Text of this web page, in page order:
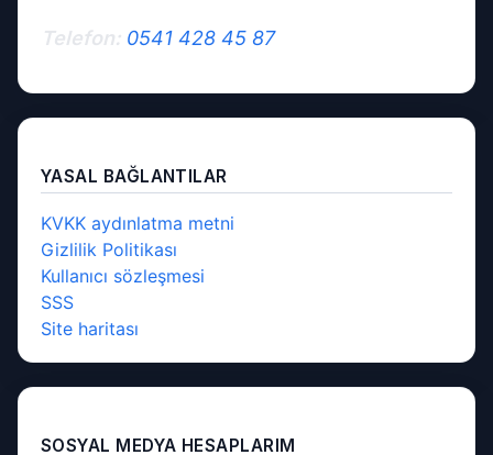
Telefon: 0541 428 45 87
YASAL BAĞLANTILAR
KVKK aydınlatma metni
Gizlilik Politikası
Kullanıcı sözleşmesi
SSS
Site haritası
SOSYAL MEDYA HESAPLARIM